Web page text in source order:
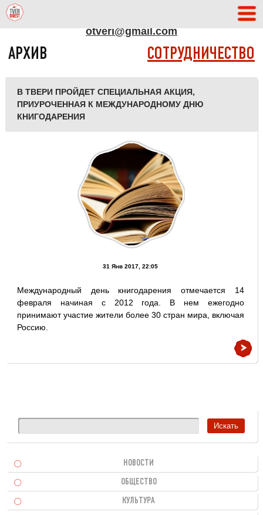
otveri@gmail.com
АРХИВ СОТРУДНИЧЕСТВО
В ТВЕРИ ПРОЙДЕТ СПЕЦИАЛЬНАЯ АКЦИЯ,
ПРИУРОЧЕННАЯ К МЕЖДУНАРОДНОМУ ДНЮ
КНИГОДАРЕНИЯ
31 Янв 2017, 22:05
Международный день книгодарения отмечается 14
февраля начиная с 2012 года. В нем ежегодно
принимают участие жители более 30 стран мира, включая
Россию.
НОВОСТИ
ОБЩЕСТВО
КУЛЬТУРА